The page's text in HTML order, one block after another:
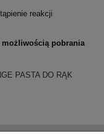
reakcji
pobrania
PASTA DO RĄK